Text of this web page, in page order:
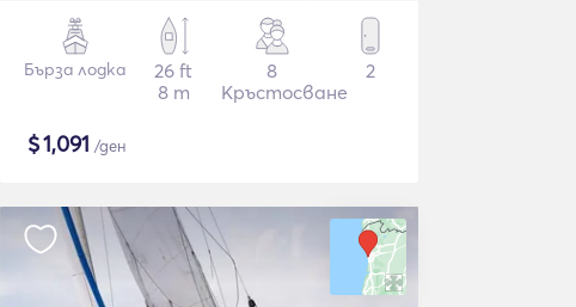
Бърза лодка
26 ft
8 m
8
Кръстосване
2
$1,091 /ден